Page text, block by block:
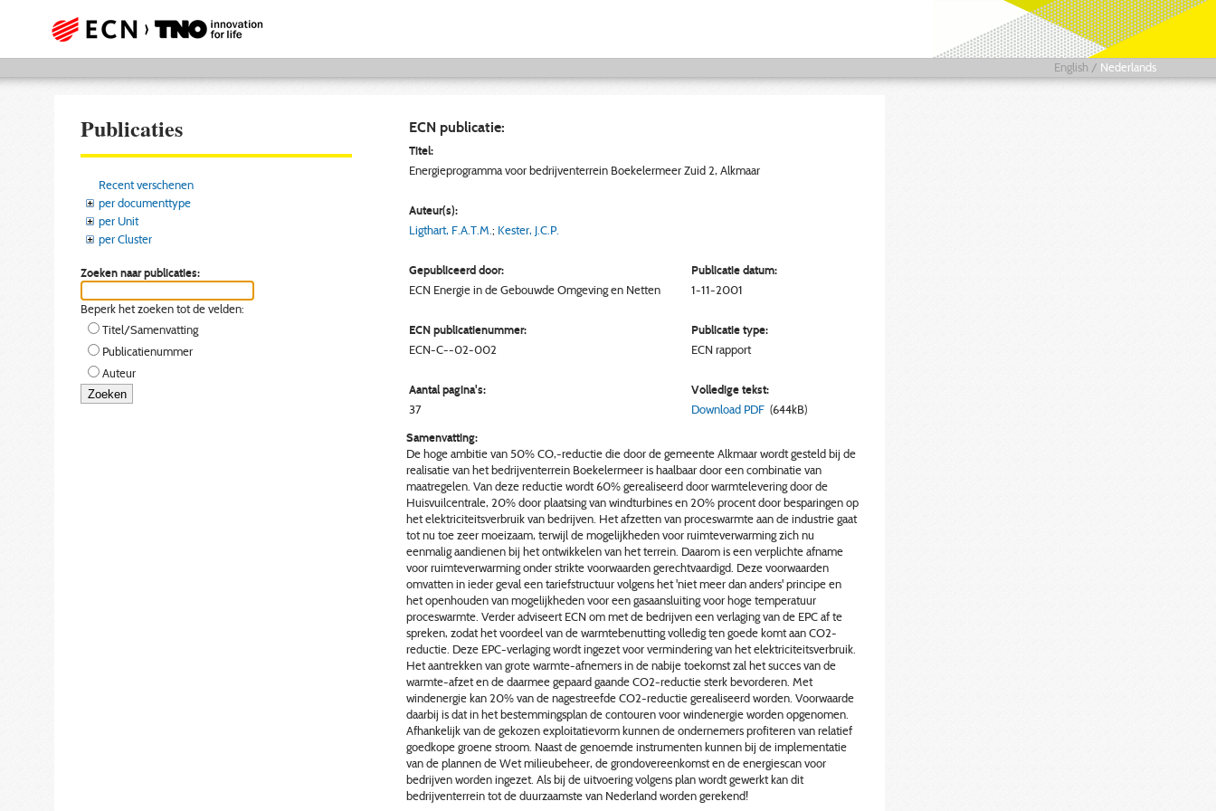
English / Nederlands
Publicaties
Recent verschenen
per documenttype
per Unit
per Cluster
Zoeken naar publicaties:
Beperk het zoeken tot de velden:
Titel/Samenvatting
Publicatienummer
Auteur
ECN publicatie:
Titel:
Energieprogramma voor bedrijventerrein Boekelermeer Zuid 2, Alkmaar
Auteur(s):
Ligthart, F.A.T.M. ; Kester, J.C.P.
Gepubliceerd door:
Publicatie datum:
ECN Energie in de Gebouwde Omgeving en Netten 1-11-2001
ECN publicatienummer:
Publicatie type:
ECN-C--02-002
ECN rapport
Aantal pagina's:
Volledige tekst:
37
Download PDF (644kB)
Samenvatting:
De hoge ambitie van 50% CO,-reductie die door de gemeente Alkmaar wordt gesteld bij de
realisatie van het bedrijventerrein Boekelermeer is haalbaar door een combinatie van
maatregelen. Van deze reductie wordt 60% gerealiseerd door warmtelevering door de
Huisvuilcentrale, 20% door plaatsing van windturbines en 20% procent door besparingen op
het elektriciteitsverbruik van bedrijven. Het afzetten van proceswarmte aan de industrie gaat
tot nu toe zeer moeizaam, terwijl de mogelijkheden voor ruimteverwarming zich nu
eenmalig aandienen bij het ontwikkelen van het terrein. Daarom is een verplichte afname
voor ruimteverwarming onder strikte voorwaarden gerechtvaardigd. Deze voorwaarden
omvatten in ieder geval een tariefstructuur volgens het 'niet meer dan anders' principe en
het openhouden van mogelijkheden voor een gasaansluiting voor hoge temperatuur
proceswarmte. Verder adviseert ECN om met de bedrijven een verlaging van de EPC af te
spreken, zodat het voordeel van de warmtebenutting volledig ten goede komt aan CO2-
reductie. Deze EPC-verlaging wordt ingezet voor vermindering van het elektriciteitsverbruik.
Het aantrekken van grote warmte-afnemers in de nabije toekomst zal het succes van de
warmte-afzet en de daarmee gepaard gaande CO2-reductie sterk bevorderen. Met
windenergie kan 20% van de nagestreefde CO2-reductie gerealiseerd worden. Voorwaarde
daarbij is dat in het bestemmingsplan de contouren voor windenergie worden opgenomen.
Afhankelijk van de gekozen exploitatievorm kunnen de ondernemers profiteren van relatief
goedkope groene stroom. Naast de genoemde instrumenten kunnen bij de implementatie
van de plannen de Wet milieubeheer, de grondovereenkomst en de energiescan voor
bedrijven worden ingezet. Als bij de uitvoering volgens plan wordt gewerkt kan dit
bedrijventerrein tot de duurzaamste van Nederland worden gerekend!